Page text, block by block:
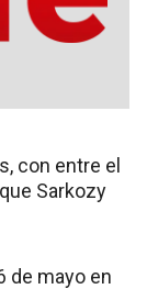
con entre el
Sarkozy
de mayo en